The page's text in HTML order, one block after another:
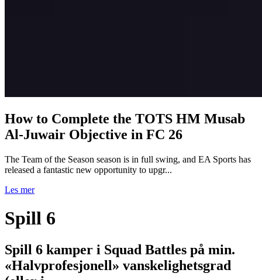
How to Complete the TOTS HM Musab
Al-Juwair Objective in FC 26
The Team of the Season season is in full swing, and EA Sports has
released a fantastic new opportunity to upgr...
Les mer
Spill 6
Spill 6 kamper i Squad Battles på min.
«Halvprofesjonell» vanskelighetsgrad